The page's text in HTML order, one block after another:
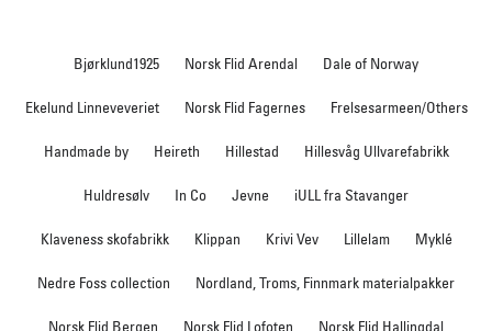
Bjørklund1925 Norsk Flid Arendal Dale of Norway
Ekelund Linneveveriet Norsk Flid Fagernes Frelsesarmeen/Others
Handmade by Heireth Hillestad Hillesvåg Ullvarefabrikk
Huldresølv In Co Jevne iULL fra Stavanger
Klaveness skofabrikk Klippan Krivi Vev Lillelam Myklé
Nedre Foss collection Nordland, Troms, Finnmark materialpakker
Norsk Flid Bergen Norsk Flid Lofoten Norsk Flid Hallingdal